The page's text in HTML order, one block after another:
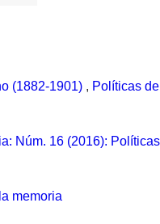
(1882-1901) , Políticas
Núm. 16 (2016):
memoria